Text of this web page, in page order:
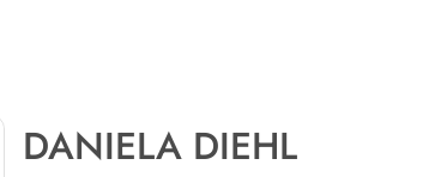
DANIELA DIEHL